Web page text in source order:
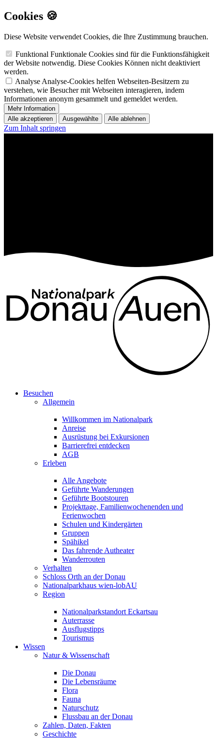
Cookies 🍪
Diese Website verwendet Cookies, die Ihre Zustimmung brauchen.
Funktional Funktionale Cookies sind für die Funktionsfähigkeit
der Website notwendig. Diese Cookies Können nicht deaktiviert
werden.
Analyse Analyse-Cookies helfen Webseiten-Besitzern zu
verstehen, wie Besucher mit Webseiten interagieren, indem
Informationen anonym gesammelt und gemeldet werden.
Mehr Information
Alle akzeptieren
Ausgewählte Alle ablehnen
Zum Inhalt springen
Besuchen
Allgemein
Willkommen im Nationalpark
Anreise
Ausrüstung bei Exkursionen
Barrierefrei entdecken
AGB
Erleben
Alle Angebote
Geführte Wanderungen
Geführte Bootstouren
Projekttage, Familienwochenenden und
Ferienwochen
Schulen und Kindergärten
Gruppen
Spähikel
Das fahrende Autheater
Wanderrouten
Verhalten
Schloss Orth an der Donau
Nationalparkhaus wien-lobAU
Region
Nationalparkstandort Eckartsau
Auterrasse
Ausflugstipps
Tourismus
Wissen
Natur & Wissenschaft
Die Donau
Die Lebensräume
Flora
Fauna
Naturschutz
Flussbau an der Donau
Zahlen, Daten, Fakten
Geschichte